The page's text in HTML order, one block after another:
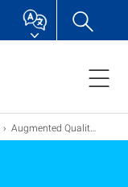
Augmented Qualitative Analysis (AQA)